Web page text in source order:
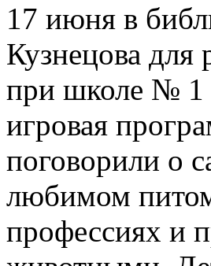
17 июня в
Кузнецова
при школе № 1
игровая
поговорили о
любимом
профессиях и